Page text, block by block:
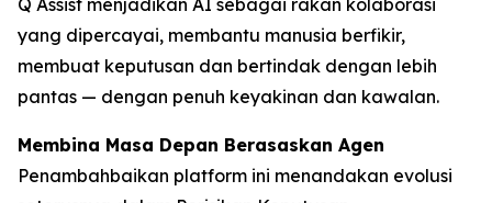
Q Assist menjadikan AI sebagai rakan kolaborasi
yang dipercayai, membantu manusia berfikir,
membuat keputusan dan bertindak dengan lebih
pantas — dengan penuh keyakinan dan kawalan.
Membina Masa Depan Berasaskan Agen
Penambahbaikan platform ini menandakan evolusi